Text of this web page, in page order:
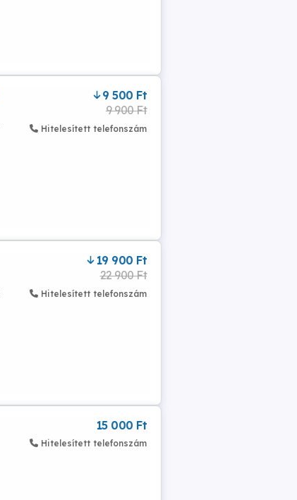
9 500 Ft
9 900 Ft
Hitelesített telefonszám
19 900 Ft
22 900 Ft
Hitelesített telefonszám
15 000 Ft
Hitelesített telefonszám